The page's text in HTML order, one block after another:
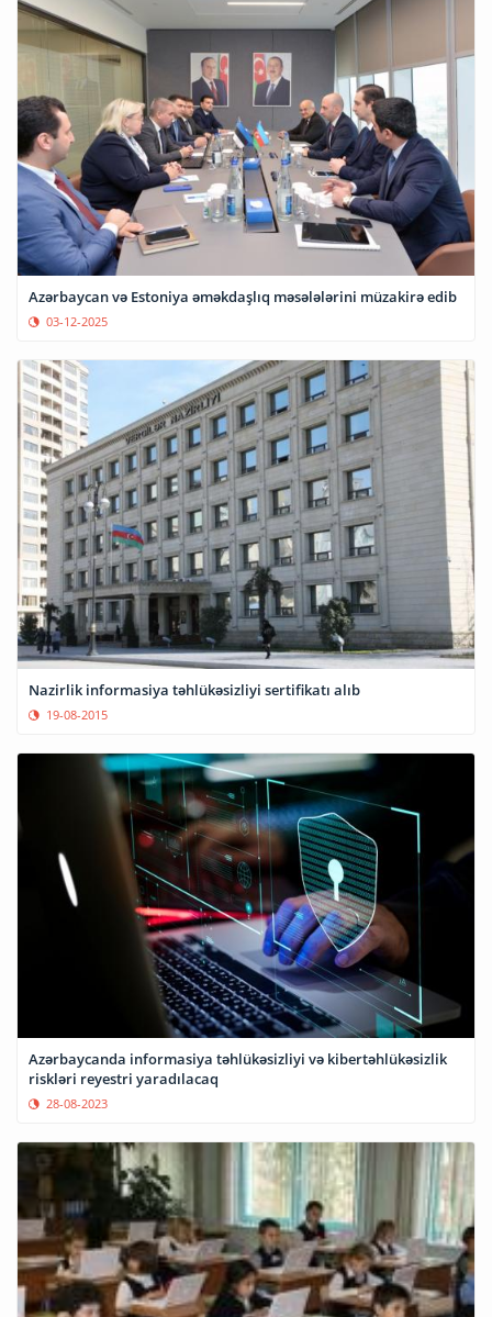
Azərbaycan və Estoniya əməkdaşlıq məsələlərini müzakirə edib
03-12-2025
Nazirlik informasiya təhlükəsizliyi sertifikatı alıb
19-08-2015
Azərbaycanda informasiya təhlükəsizliyi və kibertəhlükəsizlik
riskləri reyestri yaradılacaq
28-08-2023